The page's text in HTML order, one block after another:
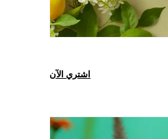
اشتري الآن